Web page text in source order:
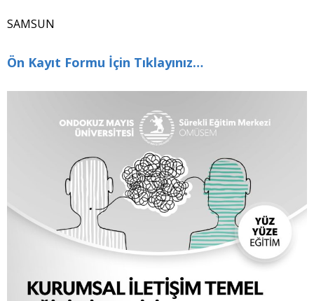
SAMSUN
Ön Kayıt Formu İçin Tıklayınız…